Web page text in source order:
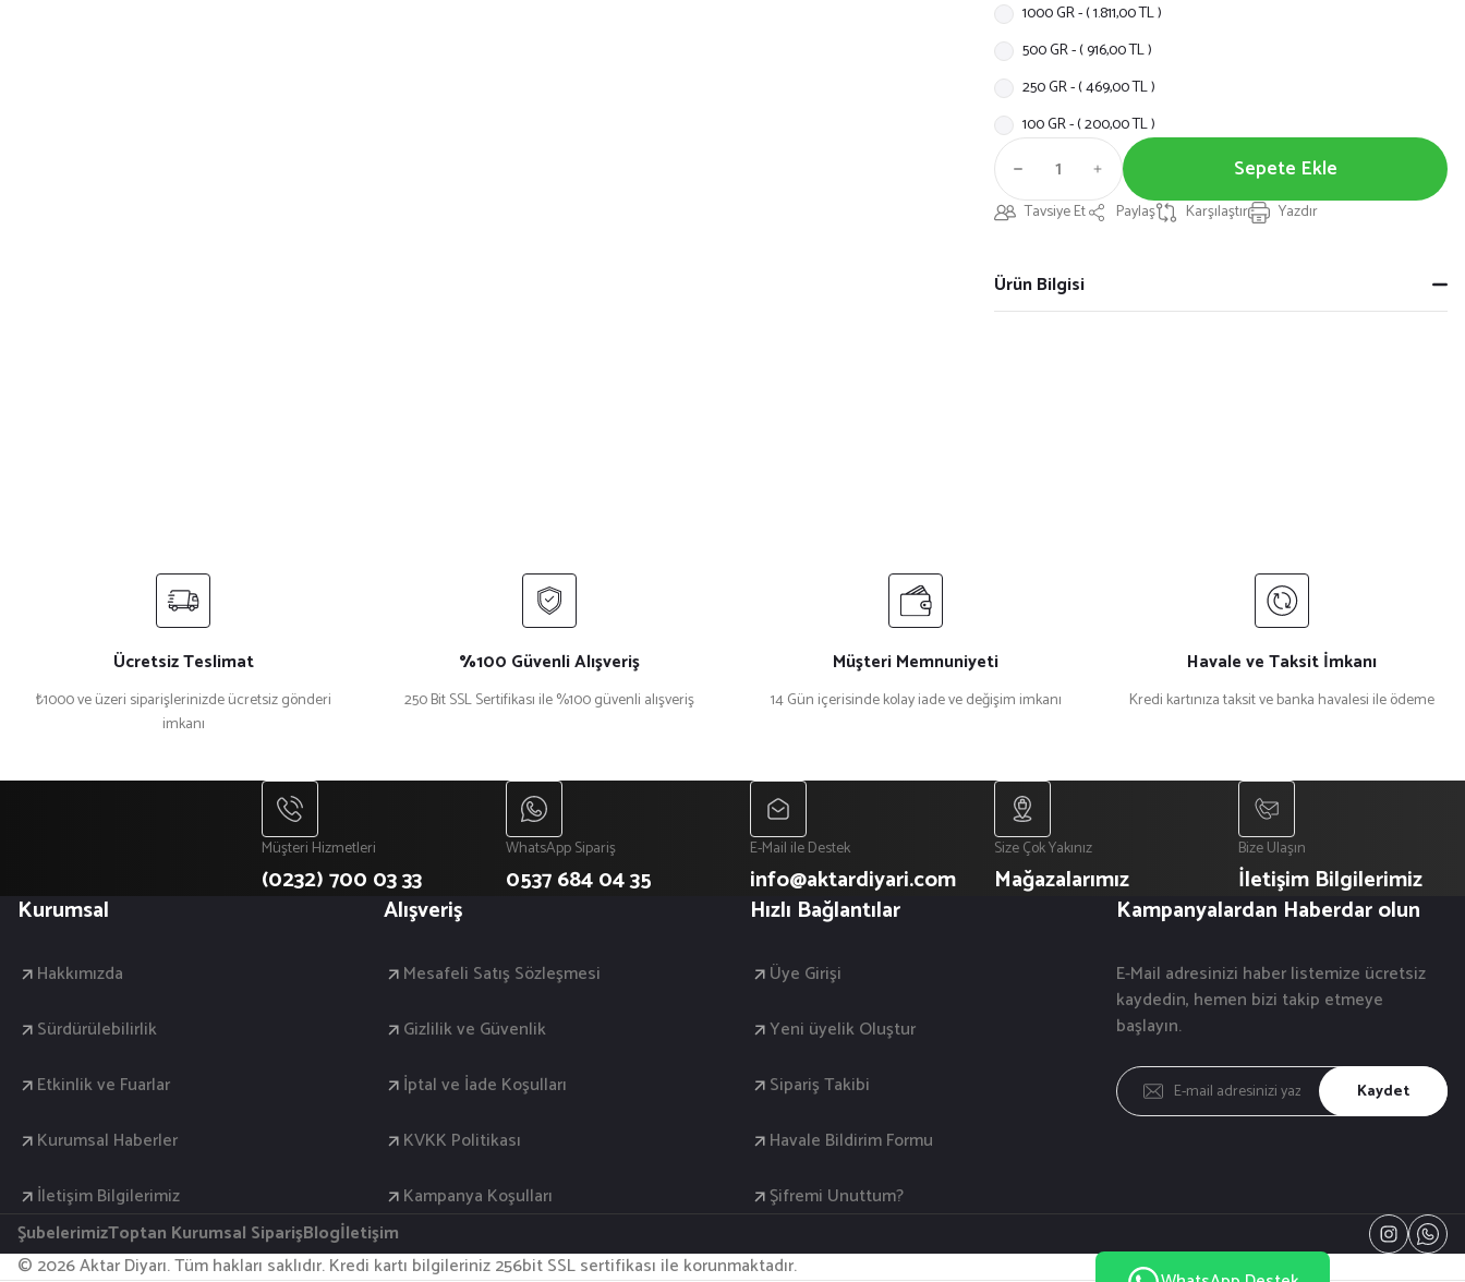
1000 GR - ( 1.811,00 TL )
500 GR - ( 916,00 TL )
250 GR - ( 469,00 TL )
100 GR - ( 200,00 TL )
Sepete Ekle
Tavsiye Et Paylaş Karşılaştır Yazdır
Ürün Bilgisi
Ücretsiz Teslimat
₺1000 ve üzeri siparişlerinizde ücretsiz gönderi
imkanı
%100 Güvenli Alışveriş
250 Bit SSL Sertifikası ile %100 güvenli alışveriş
Müşteri Memnuniyeti
14 Gün içerisinde kolay iade ve değişim imkanı
Havale ve Taksit İmkanı
Kredi kartınıza taksit ve banka havalesi ile ödeme
Müşteri Hizmetleri
(0232) 700 03 33
WhatsApp Sipariş
0537 684 04 35
E-Mail ile Destek
info@aktardiyari.com
Size Çok Yakınız
Mağazalarımız
Bize Ulaşın
İletişim Bilgilerimiz
Kurumsal
Hakkımızda
Sürdürülebilirlik
Etkinlik ve Fuarlar
Kurumsal Haberler
İletişim Bilgilerimiz
Alışveriş
Mesafeli Satış Sözleşmesi
Gizlilik ve Güvenlik
İptal ve İade Koşulları
KVKK Politikası
Kampanya Koşulları
Hızlı Bağlantılar
Üye Girişi
Yeni üyelik Oluştur
Sipariş Takibi
Havale Bildirim Formu
Şifremi Unuttum?
Kampanyalardan Haberdar olun
E-Mail adresinizi haber listemize ücretsiz
kaydedin, hemen bizi takip etmeye
başlayın.
Kaydet
ŞubelerimizToptan Kurumsal SiparişBlogİletişim
© 2026 Aktar Diyarı. Tüm hakları saklıdır. Kredi kartı bilgileriniz 256bit SSL sertifikası ile korunmaktadır.